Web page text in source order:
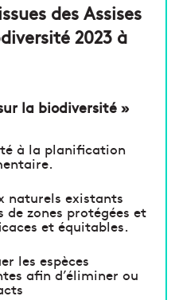
des Assises
2023 à
la biodiversité »
à la planification
naturels existants
de zones protégées et
et équitables.
les espèces
afin d’éliminer ou